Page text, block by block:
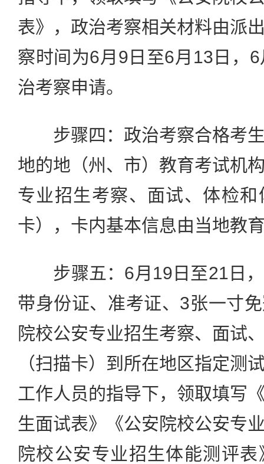
表》，政治考察相关材料由派
察时间为6月9日至6月13日，
治考察申请。
步骤四：政治考察合格考生
地的地（州、市）教育考试机
专业招生考察、面试、体检
卡），卡内基本信息由当地教
步骤五：6月19日至21日，
带身份证、准考证、3张一寸
院校公安专业招生考察、面试
（扫描卡）到所在地区指定测
工作人员的指导下，领取填写
生面试表》《公安院校公安专
院校公安专业招生体能测评